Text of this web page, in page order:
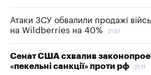
Атаки ЗСУ обвалили продажі
на Wildberries на 40%
21:57
Сенат США схвалив
«пекельні санкції» проти рф
21:17